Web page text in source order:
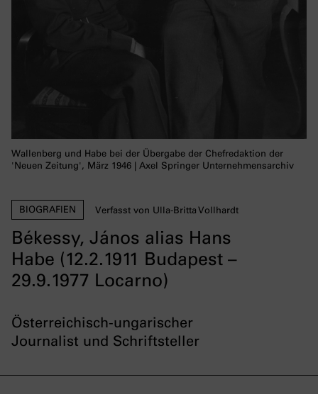
Békessy, János alias Hans
Habe (12.2.1911 Budapest –
29.9.1977 Locarno)
BIOGRAFIEN Verfasst von Ulla-Britta Vollhardt
Österreichisch-ungarischer
Journalist und Schriftsteller
Wallenberg und Habe bei der Übergabe der Chefredaktion der
'Neuen Zeitung', März 1946 | Axel Springer Unternehmensarchiv